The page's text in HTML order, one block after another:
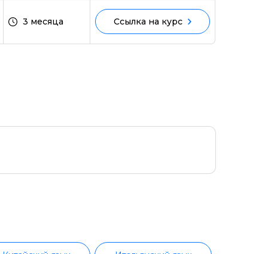
3 месяца Ссылка на курс